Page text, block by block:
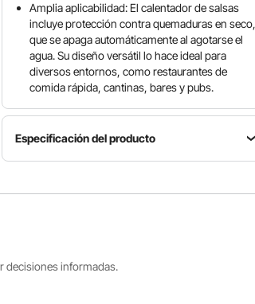
Amplia aplicabilidad: El calentador de salsas
incluye protección contra quemaduras en seco,
que se apaga automáticamente al agotarse el
agua. Su diseño versátil lo hace ideal para
diversos entornos, como restaurantes de
comida rápida, cantinas, bares y pubs.
Especificación del producto
de
Voltaje
decisiones informadas.